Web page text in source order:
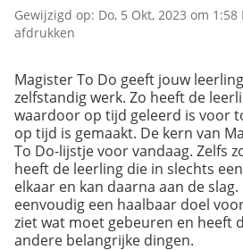
Gewijzigd op: Do, 5 Okt, 2023 om 1:58
afdrukken
Magister To Do geeft jouw
zelfstandig werk. Zo heeft de
waardoor op tijd geleerd is voor
op tijd is gemaakt. De kern van
To Do-lijstje voor vandaag. Zelfs
heeft de leerling die in slechts
elkaar en kan daarna aan de
eenvoudig een haalbaar doel
ziet wat moet gebeuren en heeft
andere belangrijke dingen.